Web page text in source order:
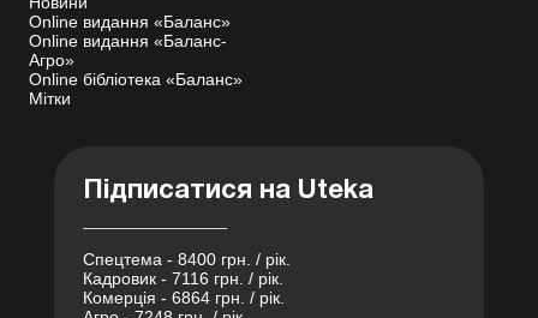
Online видання «Баланс»
Online видання «Баланс-
Агро»
Online бібліотека «Баланс»
Мітки
Підписатися на Uteka
Спецтема - 8400 грн. / рік.
Кадровик - 7116 грн. / рік.
Комерція - 6864 грн. / рік.